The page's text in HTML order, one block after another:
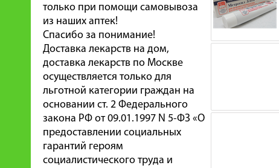
только при помощи самовывоза
из наших аптек!
Спасибо за понимание!
Доставка лекарств на дом,
доставка лекарств по Москве
осуществляется только для
льготной категории граждан на
основании ст. 2 Федерального
закона РФ от 09.01.1997 N 5-ФЗ «О
предоставлении социальных
гарантий героям
социалистического труда и